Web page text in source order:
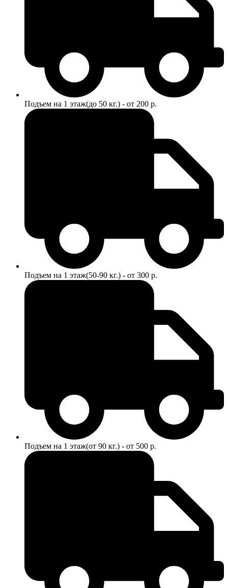
Подъем на 1 этаж(до 50 кг.) - от 200 р.
Подъем на 1 этаж(50-90 кг.) - от 300 р.
Подъем на 1 этаж(от 90 кг.) - от 500 р.